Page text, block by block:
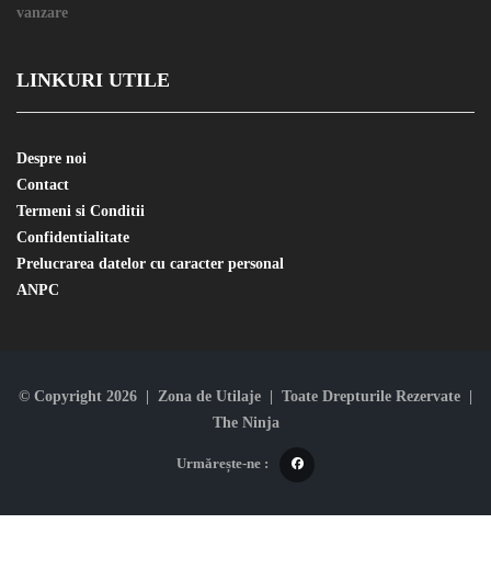
LINKURI UTILE
Despre noi
Contact
Termeni si Conditii
Confidentialitate
Prelucrarea datelor cu caracter personal
ANPC
© Copyright 2026 | Zona de Utilaje | Toate Drepturile Rezervate |
The Ninja
Urmărește-ne :